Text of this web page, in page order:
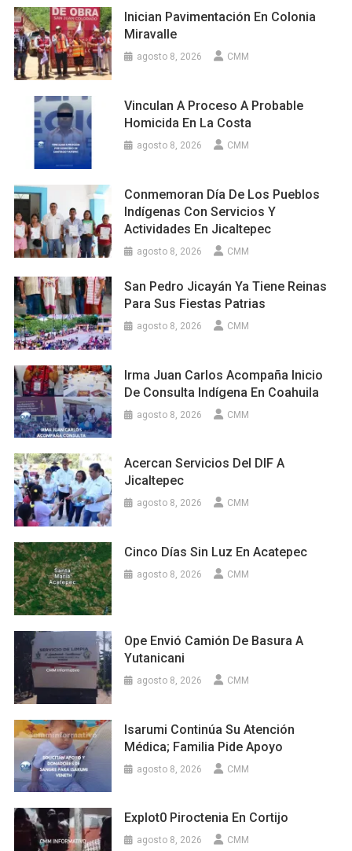
Inician Pavimentación En Colonia
Miravalle
agosto 8, 2026 CMM
Vinculan A Proceso A Probable
Homicida En La Costa
agosto 8, 2026 CMM
Conmemoran Día De Los Pueblos
Indígenas Con Servicios Y
Actividades En Jicaltepec
agosto 8, 2026 CMM
San Pedro Jicayán Ya Tiene Reinas
Para Sus Fiestas Patrias
agosto 8, 2026 CMM
Irma Juan Carlos Acompaña Inicio
De Consulta Indígena En Coahuila
agosto 8, 2026 CMM
Acercan Servicios Del DIF A
Jicaltepec
agosto 8, 2026 CMM
Cinco Días Sin Luz En Acatepec
agosto 8, 2026 CMM
Ope Envió Camión De Basura A
Yutanicani
agosto 8, 2026 CMM
Isarumi Continúa Su Atención
Médica; Familia Pide Apoyo
agosto 8, 2026 CMM
Explot0 Piroctenia En Cortijo
agosto 8, 2026 CMM